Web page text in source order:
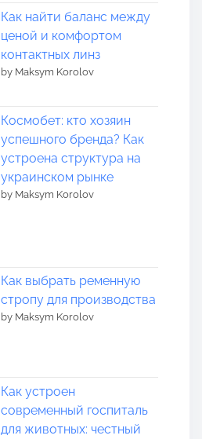
Как найти баланс между
ценой и комфортом
контактных линз
by Maksym Korolov
Космобет: кто хозяин
успешного бренда? Как
устроена структура на
украинском рынке
by Maksym Korolov
Как выбрать ременную
стропу для производства
by Maksym Korolov
Как устроен
современный госпиталь
для животных: честный